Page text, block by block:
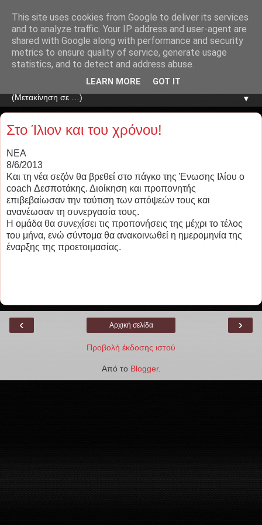
▼
Στο Ίλιον και του χρόνου!
NEA
8/6/2013
Και τη νέα σεζόν θα βρεθεί στο πάγκο της Ένωσης Ιλίου ο
coach Δεσποτάκης. Διοίκηση και προπονητής
επιβεβαίωσαν την ταύτιση των απόψεών τους και
ανανέωσαν τη συνεργασία τους.
Η ομάδα θα συνεχίσει τις προπονήσεις της μέχρι το τέλος
του μήνα, ενώ σύντομα θα ανακοινωθεί η ημερομηνία της
έναρξης της προετοιμασίας.
‹ ›
Αρχική σελίδα
Προβολή έκδοσης ιστού
Από το Blogger.
This site uses cookies from Google to deliver its services
and to analyze traffic. Your IP address and user-agent are
shared with Google along with performance and security
metrics to ensure quality of service, generate usage
statistics, and to detect and address abuse.
LEARN MORE GOT IT